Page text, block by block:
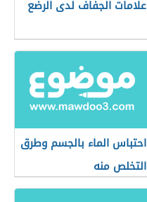
علامات الجفاف لدى الرضع
احتباس الماء بالجسم وطرق
التخلص منه